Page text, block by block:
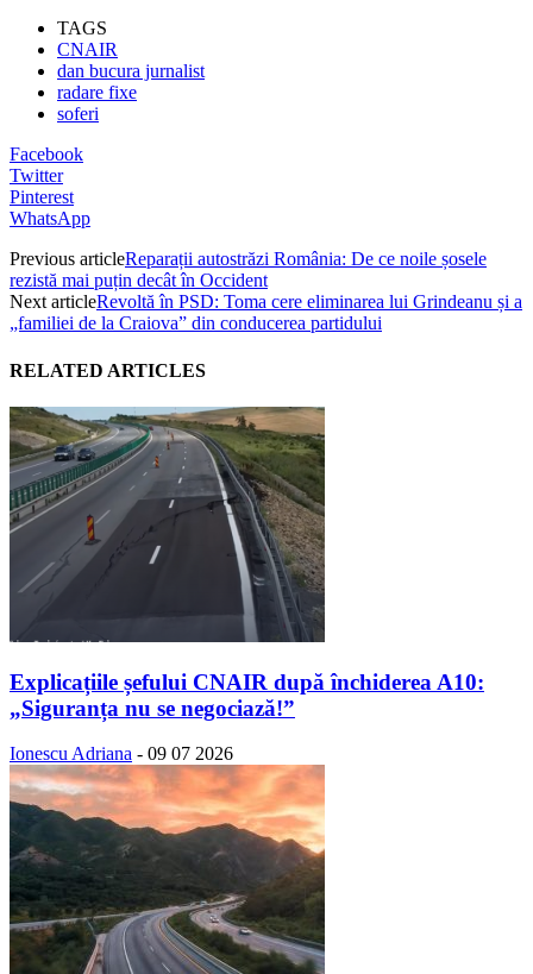
TAGS
CNAIR
dan bucura jurnalist
radare fixe
soferi
Facebook
Twitter
Pinterest
WhatsApp
Previous articleReparații autostrăzi România: De ce noile șosele
rezistă mai puțin decât în Occident
Next articleRevoltă în PSD: Toma cere eliminarea lui Grindeanu și a
„familiei de la Craiova” din conducerea partidului
RELATED ARTICLES
Explicațiile șefului CNAIR după închiderea A10:
„Siguranța nu se negociază!”
Ionescu Adriana - 09 07 2026